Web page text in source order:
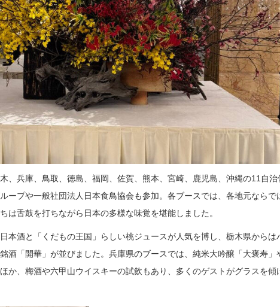
、兵庫、鳥取、徳島、福岡、佐賀、熊本、宮崎、鹿児島、沖縄の11自治
ープや一般社団法人日本食鳥協会も参加。各ブースでは、各地元ならで
は舌鼓を打ちながら日本の多様な味覚を堪能しました。
本酒と「くだもの王国」らしい桃ジュースが人気を博し、栃木県からは
酒「開華」が並びました。兵庫県のブースでは、純米大吟醸「大褒寿」
か、梅酒や六甲山ウイスキーの試飲もあり、多くのゲストがグラスを傾